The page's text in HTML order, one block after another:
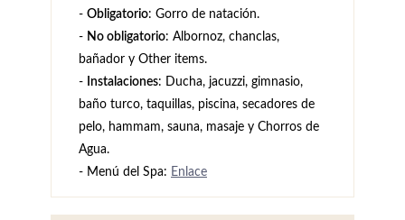
- Obligatorio: Gorro de natación.
- No obligatorio: Albornoz, chanclas,
bañador y Other items.
-
Instalaciones: Ducha, jacuzzi, gimnasio,
baño turco, taquillas, piscina, secadores de
pelo, hammam, sauna, masaje y Chorros de
Agua.
- Menú del Spa: Enlace